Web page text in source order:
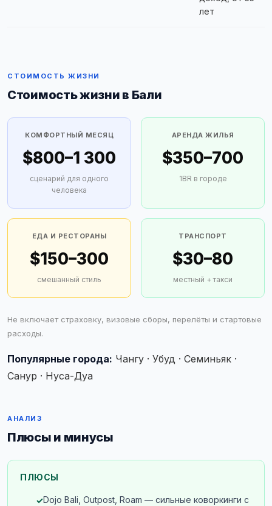
лет
СТОИМОСТЬ ЖИЗНИ
Стоимость жизни в Бали
КОМФОРТНЫЙ МЕСЯЦ
$800–1 300
сценарий для одного
человека
АРЕНДА ЖИЛЬЯ
$350–700
1BR в городе
ЕДА И РЕСТОРАНЫ
$150–300
смешанный стиль
ТРАНСПОРТ
$30–80
местный + такси
Не включает страховку, визовые сборы, перелёты и стартовые
расходы.
Популярные города: Чангу · Убуд · Семиньяк ·
Санур · Нуса-Дуа
АНАЛИЗ
Плюсы и минусы
ПЛЮСЫ
Dojo Bali, Outpost, Roam — сильные коворкинги с